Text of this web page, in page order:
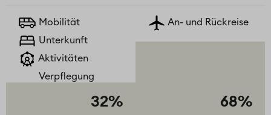
Mobilität
Unterkunft
Aktivitäten
Verpflegung
32%
An- und Rückreise
68%